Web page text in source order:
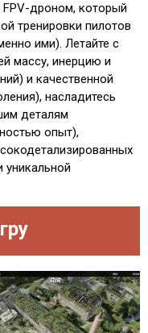
FPV-дроном, который
тренировки пилотов
ими). Летайте с
массу, инерцию и
и качественной
насладитесь
деталям
опыт),
уникальной